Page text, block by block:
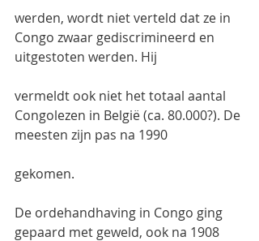
werden, wordt niet verteld dat ze in
Congo zwaar gediscrimineerd en
uitgestoten werden. Hij
vermeldt ook niet het totaal aantal
Congolezen in België (ca. 80.000?). De
meesten zijn pas na 1990
gekomen.
De ordehandhaving in Congo ging
gepaard met geweld, ook na 1908